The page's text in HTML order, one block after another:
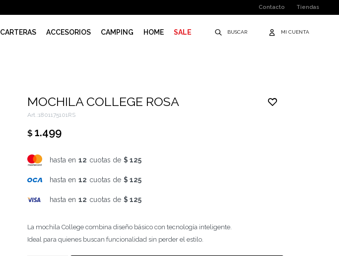
CARTERAS ACCESORIOS CAMPING HOME SALE
Contacto Tiendas
MOCHILA COLLEGE ROSA
1801175101RS
$ 1.499
hasta en 12 cuotas de $ 125
hasta en 12 cuotas de $ 125
hasta en 12 cuotas de $ 125
La mochila College combina diseño básico con tecnología inteligente.
Ideal para quienes buscan funcionalidad sin perder el estilo.